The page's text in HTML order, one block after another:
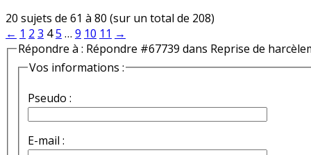
20 sujets de 61 à 80 (sur un total de 208)
← 1 2 3 45 … 9 10 11 →
Répondre à : Répondre #67739 dans Reprise de
Vos informations :
Pseudo :
E-mail :